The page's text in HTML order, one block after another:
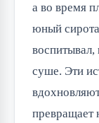
а во время
юный
суше. Эти
превращает